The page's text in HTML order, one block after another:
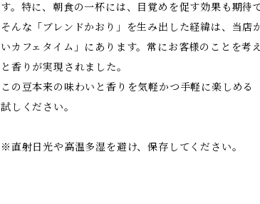
す。特に、朝食の一杯には、目覚めを促す効果も期待
そんな「ブレンドかおり」を生み出した経緯は、当店
いカフェタイム」にあります。常にお客様のことを考
と香りが実現されました。
この豆本来の味わいと香りを気軽かつ手軽に楽しめ
試しください。
※直射日光や高温多湿を避け、保存してください。